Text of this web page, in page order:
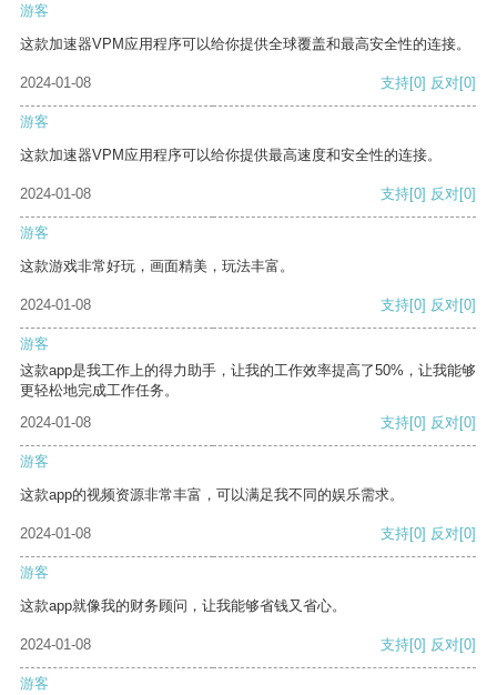
游客
这款加速器VPM应用程序可以给你提供全球覆盖和最高安全性的连接。
2024-01-08 支持[0] 反对[0]
游客
这款加速器VPM应用程序可以给你提供最高速度和安全性的连接。
2024-01-08 支持[0] 反对[0]
游客
这款游戏非常好玩，画面精美，玩法丰富。
2024-01-08 支持[0] 反对[0]
游客
这款app是我工作上的得力助手，让我的工作效率提高了50%，让我能够
更轻松地完成工作任务。
2024-01-08
支持[0] 反对[0]
游客
这款app的视频资源非常丰富，可以满足我不同的娱乐需求。
2024-01-08 支持[0] 反对[0]
游客
这款app就像我的财务顾问，让我能够省钱又省心。
2024-01-08 支持[0] 反对[0]
游客